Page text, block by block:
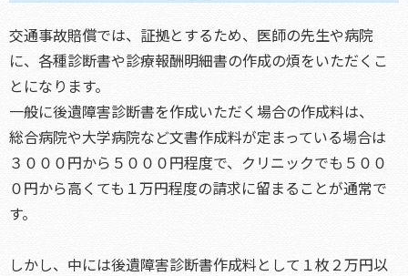
交通事故賠償では、証拠とするため、医師の先生や病院
に、各種診断書や診療報酬明細書の作成の煩をいただくこ
とになります。
一般に後遺障害診断書を作成いただく場合の作成料は、
総合病院や大学病院など文書作成料が定まっている場合は
３０００円から５０００円程度で、クリニックでも５００
０円から高くても１万円程度の請求に留まることが通常で
す。
しかし、中には後遺障害診断書作成料として１枚２万円以